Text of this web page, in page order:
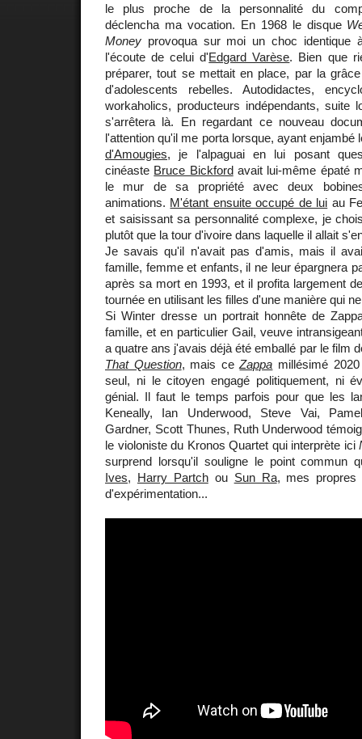
le plus proche de la personnalité du
déclencha ma vocation. En 1968 le disque
Money provoqua sur moi un choc identique
l'écoute de celui d'Edgard Varèse. Bien que
préparer, tout se mettait en place, par la
d'adolescents rebelles. Autodidactes,
workaholics, producteurs indépendants, suite
s'arrêtera là. En regardant ce nouveau
l'attention qu'il me porta lorsque, ayant
d'Amougies, je l'alpaguai en lui posant
cinéaste Bruce Bickfordavait lui-même épaté
le mur de sa propriété avec deux
animations. M'étant ensuite occupé de lui au
et saisissant sa personnalité complexe, je
plutôt que la tour d'ivoire dans laquelle il allait
Je savais qu'il n'avait pas d'amis, mais il
famille, femme et enfants, il ne leur épargnera
après sa mort en 1993, et il profita largement
tournée en utilisant les filles d'une manière qui
Si Winter dresse un portrait honnête de
famille, et en particulier Gail, veuve
a quatre ans j'avais déjà été emballé par le film
That Question, mais ceZappa millésimé
seul, ni le citoyen engagé politiquement, ni
génial. Il faut le temps parfois pour que les
Keneally, Ian Underwood, Steve Vai,
Gardner, Scott Thunes, Ruth Underwood
le violoniste du Kronos Quartet qui interprète ici
surprend lorsqu'il souligne le point commun
Ives, Harry Partchou Sun Ra, mes
d'expérimentation...